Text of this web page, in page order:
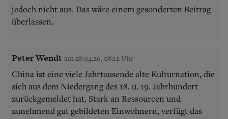
jedoch nicht aus. Das wäre einem gesonderten Beitrag
überlassen.
Peter Wendt am 28.04.26, 08:12 Uhr
China ist eine viele Jahrtausende alte Kulturnation, die
sich aus dem Niedergang des 18. u. 19. Jahrhundert
zurückgemeldet hat. Stark an Ressourcen und
zunehmend gut gebildeten Einwohnern, verfügt das